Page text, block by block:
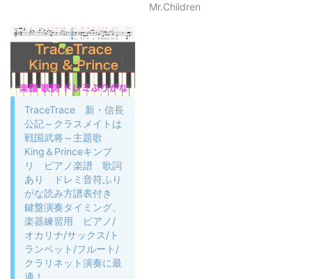
Mr.Children
TraceTrace 新・信長
公記～クラスメイトは
戦国武将～主題歌
King＆Princeキンプ
リ ピアノ楽譜 歌詞
あり ドレミ音符ふり
がな読み方譜表付き
鍵盤演奏タイミング、
楽器練習用 ピアノ/
オカリナ/サックス/ト
ランペット/フルート/
クラリネット演奏に最